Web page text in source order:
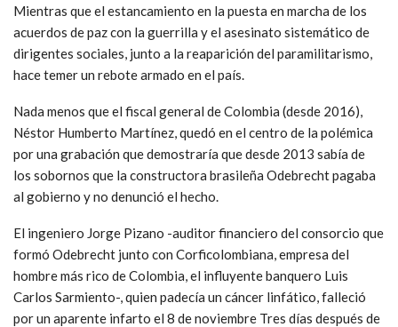
Mientras que el estancamiento en la puesta en marcha de los
acuerdos de paz con la guerrilla y el asesinato sistemático de
dirigentes sociales, junto a la reaparición del paramilitarismo,
hace temer un rebote armado en el país.
Nada menos que el fiscal general de Colombia (desde 2016),
Néstor Humberto Martínez, quedó en el centro de la polémica
por una grabación que demostraría que desde 2013 sabía de
los sobornos que la constructora brasileña Odebrecht pagaba
al gobierno y no denunció el hecho.
El ingeniero Jorge Pizano -auditor financiero del consorcio que
formó Odebrecht junto con Corficolombiana, empresa del
hombre más rico de Colombia, el influyente banquero Luis
Carlos Sarmiento-, quien padecía un cáncer linfático, falleció
por un aparente infarto el 8 de noviembre Tres días después de